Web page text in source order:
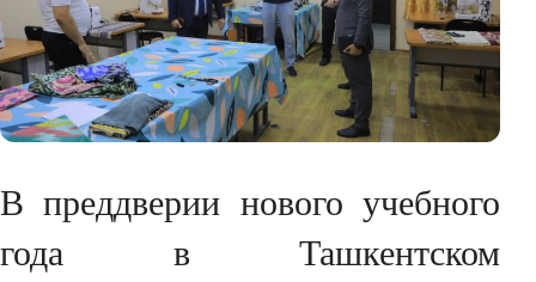
В преддверии нового учебного
года в Ташкентском